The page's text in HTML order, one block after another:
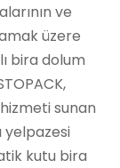
ve
üzere
bira dolum
sunan
yelpazesi
kutu bira